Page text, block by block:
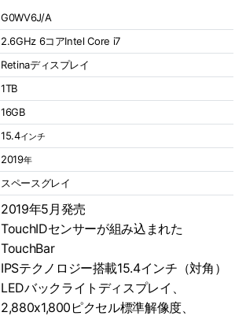
G0WV6J/A
2.6GHz 6コアIntel Core i7
Retinaディスプレイ
1TB
16GB
15.4インチ
2019年
スペースグレイ
2019年5月発売
TouchIDセンサーが組み込まれた
TouchBar
IPSテクノロジー搭載15.4インチ（対角）
LEDバックライトディスプレイ、
2,880x1,800ピクセル標準解像度、